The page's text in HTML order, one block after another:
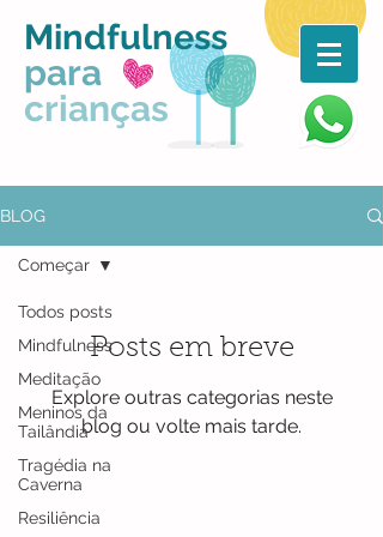
Mindfulness
para
crianças
BLOG
Todos posts
Mindfulness
Meditação
Meninos da
Tailândia
Tragédia na
Caverna
Resiliência
Começar
Posts em breve
Explore outras categorias neste
blog ou volte mais tarde.